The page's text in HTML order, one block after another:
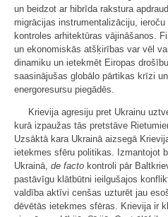
un beidzot ar hibrīda rakstura
migrācijas instrumentalizāciju,
kontroles arhitektūras vājināšanos.
un ekonomiskās atšķirības var vēl
dinamiku un ietekmēt Eiropas
saasinājušas globālo pārtikas krīzi
energoresursu piegādēs.
Krievija agresiju pret Ukrainu
kurā izpaužas tās pretstāve
Uzsāktā kara Ukrainā aizsegā
ietekmes sfēru politikas. Izmantojot
Ukrainā, de facto kontroli pār
pastāvīgu klātbūtni ieilgušajos
valdība aktīvi cenšas uzturēt jau
dēvētās ietekmes sfēras. Krievija ir